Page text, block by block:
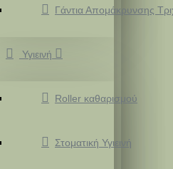
Γάντια Απομάκρυνσης
Υγιεινή
Roller καθαρισμού
Στοματική Υγιεινή